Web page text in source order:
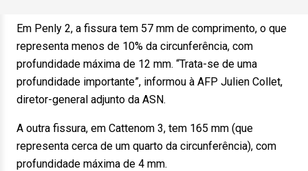
Em Penly 2, a fissura tem 57 mm de comprimento, o que
representa menos de 10% da circunferência, com
profundidade máxima de 12 mm. “Trata-se de uma
profundidade importante”, informou à AFP Julien Collet,
diretor-general adjunto da ASN.
A outra fissura, em Cattenom 3, tem 165 mm (que
representa cerca de um quarto da circunferência), com
profundidade máxima de 4 mm.